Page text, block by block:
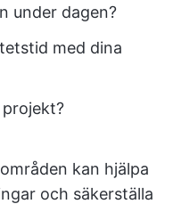
under dagen?
med dina
kan hjälpa
och säkerställa